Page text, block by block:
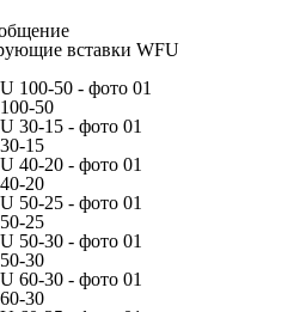
вставки WFU
50
15
20
25
30
30